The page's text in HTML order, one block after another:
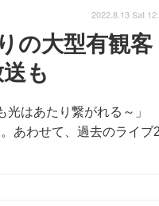
の大型有観客
も
はあたり繋がれる～」
あわせて、過去のライブ
2022.8.13 Sat